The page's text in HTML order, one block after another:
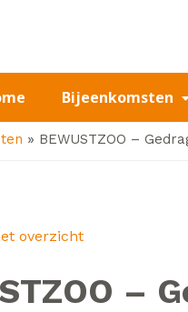
Bijeenkomsten
» BEWUSTZOO –
overzicht
–